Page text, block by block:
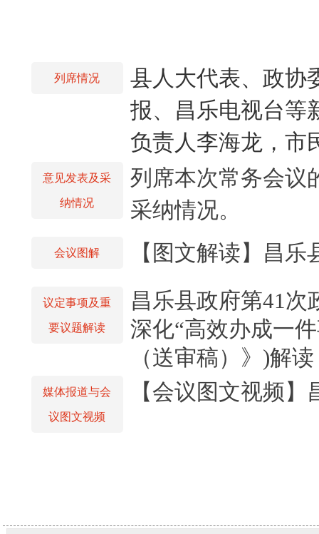
列席情况
县人大代表、政协
报、昌乐电视台等
负责人李海龙，市
意见发表及采
纳情况
列席本次常务会议
采纳情况。
会议图解 【图文解读】昌
议定事项及重
要议题解读
昌乐县政府第41次
深化“高效办成一
（送审稿）》)解读
媒体报道与会
议图文视频
【会议图文视频